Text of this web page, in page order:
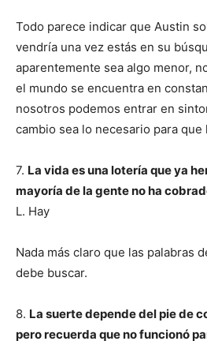
Todo parece indicar que Austin
vendría una vez estás en su
aparentemente sea algo menor,
el mundo se encuentra en
nosotros podemos entrar en
cambio sea lo necesario para
7. La vida es una lotería que ya
mayoría de la gente no ha
L. Hay
Nada más claro que las palabras
debe buscar.
8. La suerte depende del pie de
pero recuerda que no funcionó